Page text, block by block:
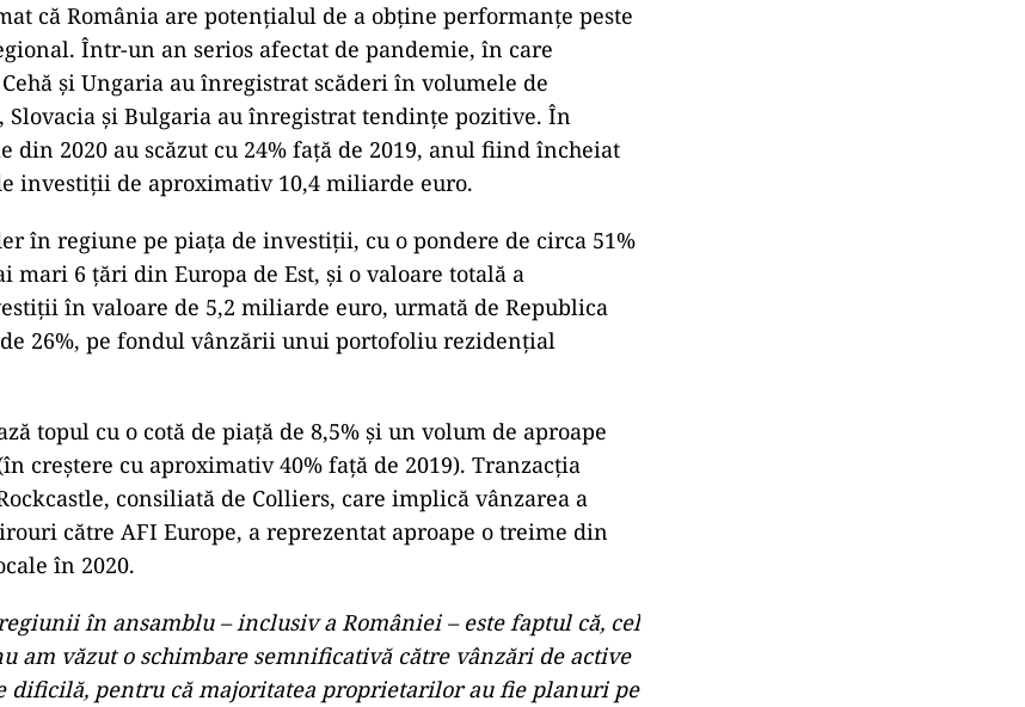
că România are potențialul de a obține performanțe peste
Într-un an serios afectat de pandemie, în care
și Ungaria au înregistrat scăderi în volumele de
și Bulgaria au înregistrat tendințe pozitive. În
din 2020 au scăzut cu 24% față de 2019, anul fiind încheiat
investiții de aproximativ 10,4 miliarde euro.
în regiune pe piața de investiții, cu o pondere de circa 51%
mari 6 țări din Europa de Est, și o valoare totală a
în valoare de 5,2 miliarde euro, urmată de Republica
de 26%, pe fondul vânzării unui portofoliu rezidențial
topul cu o cotă de piață de 8,5% și un volum de aproape
creștere cu aproximativ 40% față de 2019). Tranzacția
consiliată de Colliers, care implică vânzarea a
către AFI Europe, a reprezentat aproape o treime din
în 2020.
în ansamblu – inclusiv a României – este faptul că, cel
am văzut o schimbare semnificativă către vânzări de active
dificilă, pentru că majoritatea proprietarilor au fie planuri pe